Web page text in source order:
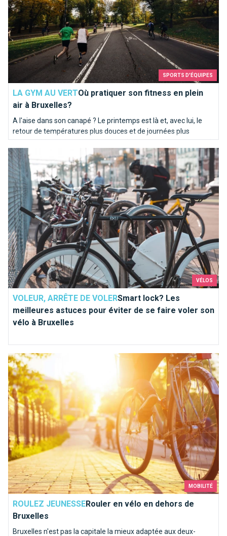
SPORTS D'ÉQUIPES
LA GYM AU VERTOù pratiquer son fitness en plein
air à Bruxelles?
A l'aise dans son canapé ? Le printemps est là et, avec lui, le
retour de températures plus douces et de journées plus
longues. L'occasion de s'aérer l'esprit et pourquoi pas le corps !
Voici une liste d'activités en plein air.
VÉLOS
VOLEUR, ARRÊTE DE VOLERSmart lock? Les
meilleures astuces pour éviter de se faire voler son
vélo à Bruxelles
Smart lock? Les meilleures astuces pour éviter de se faire
MOBILITÉ
ROULEZ JEUNESSERouler en vélo en dehors de
Bruxelles
Bruxelles n'est pas la capitale la mieux adaptée aux deux-
Rouler en vélo en dehors de Bruxelles